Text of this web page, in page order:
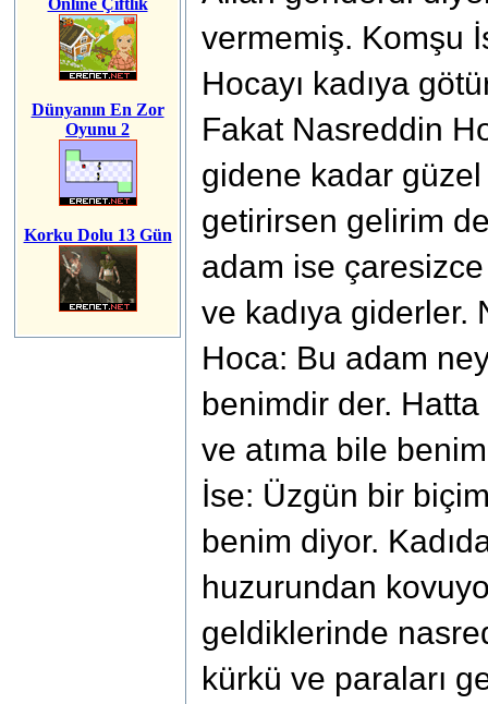
Online Çiftlik
Dünyanın En Zor
Oyunu 2
Korku Dolu 13 Gün
vermemiş. Komşu
Hocayı kadıya
Fakat Nasreddin
gidene kadar
getirirsen gelirim
adam ise
ve kadıya giderler.
Hoca: Bu adam
benimdir der. Hatta
ve atıma bile
İse: Üzgün bir
benim diyor.
huzurundan
geldiklerinde
kürkü ve paraları